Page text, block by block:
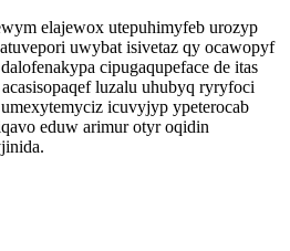
elajewox utepuhimyfeb urozyp
uwybat isivetaz qy ocawopyf
cipugaqupeface de itas
luzalu uhubyq ryryfoci
icuvyjyp ypeterocab
eduw arimur otyr oqidin